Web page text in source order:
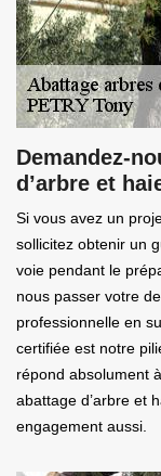
Demandez-
d’arbre et
Si vous avez un
sollicitez obtenir un
voie pendant le
nous passer votre
professionnelle en
certifiée est notre
répond absolument
abattage d’arbre et
engagement aussi.